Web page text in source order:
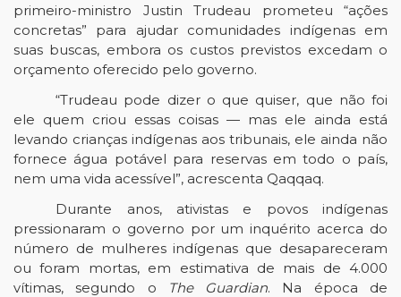
primeiro-ministro Justin Trudeau prometeu “ações
concretas” para ajudar comunidades indígenas em
suas buscas, embora os custos previstos excedam o
orçamento oferecido pelo governo.
“Trudeau pode dizer o que quiser, que não foi
ele quem criou essas coisas — mas ele ainda está
levando crianças indígenas aos tribunais, ele ainda não
fornece água potável para reservas em todo o país,
nem uma vida acessível”, acrescenta Qaqqaq.
Durante anos, ativistas e povos indígenas
pressionaram o governo por um inquérito acerca do
número de mulheres indígenas que desapareceram
ou foram mortas, em estimativa de mais de 4.000
vítimas, segundo o
The Guardian. Na época de